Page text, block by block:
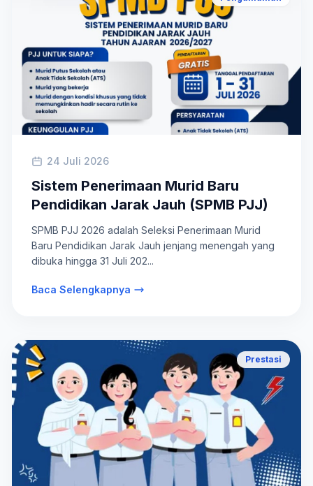
24 Juli 2026
Sistem Penerimaan Murid Baru
Pendidikan Jarak Jauh (SPMB PJJ)
SPMB PJJ 2026 adalah Seleksi Penerimaan Murid
Baru Pendidikan Jarak Jauh jenjang menengah yang
dibuka hingga 31 Juli 202...
Baca Selengkapnya
Prestasi